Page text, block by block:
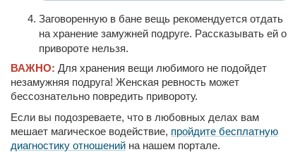
Заговоренную в бане вещь рекомендуется отдать
на хранение замужней подруге. Рассказывать ей о
привороте нельзя.
ВАЖНО: Для хранения вещи любимого не подойдет
незамужняя подруга! Женская ревность может
бессознательно повредить привороту.
Если вы подозреваете, что в любовных делах вам
мешает магическое водействие, пройдите бесплатную
диагностику отношений на нашем портале.